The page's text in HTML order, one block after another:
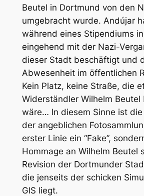
Beutel in Dortmund von den
umgebracht wurde. Andújar
während eines Stipendiums
eingehend mit der Nazi-
dieser Stadt beschäftigt und
Abwesenheit im öffentlichen
Kein Platz, keine Straße, die
Widerständler Wilhelm Beutel
wäre… In diesem Sinne ist
der angeblichen
erster Linie ein “Fake”,
Hommage an Wilhelm Beutel
Revision der Dortmunder
die jenseits der schicken
GIS liegt.